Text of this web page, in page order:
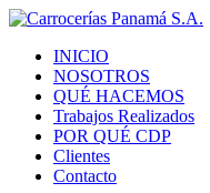
INICIO
NOSOTROS
QUÉ HACEMOS
Trabajos Realizados
POR QUÉ CDP
Clientes
Contacto